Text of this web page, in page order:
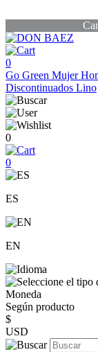
0
Go Green Mujer
Discontinuados Lino
0
0
ES
EN
Moneda
Según producto
$
USD